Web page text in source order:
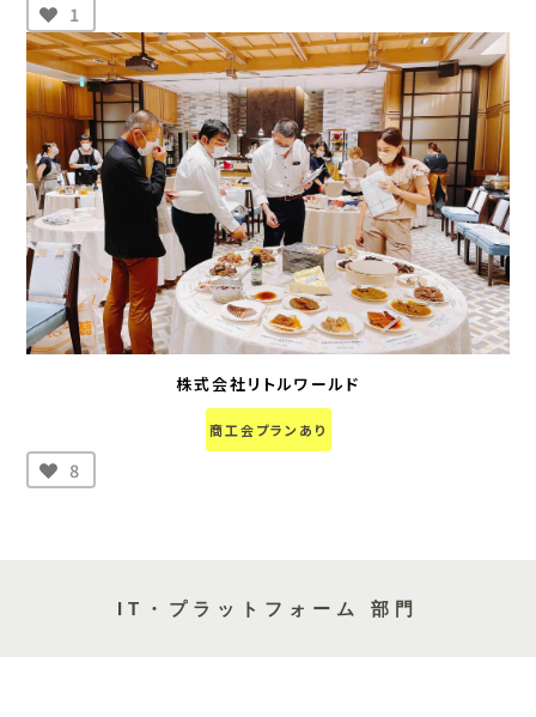
1
株式会社リトルワールド
商工会プランあり
8
IT・プラットフォーム 部門